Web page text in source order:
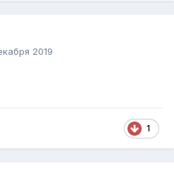
2019
1